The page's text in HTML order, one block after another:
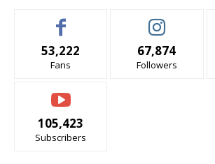
53,222
Fans
67,874
Followers
105,423
Subscribers